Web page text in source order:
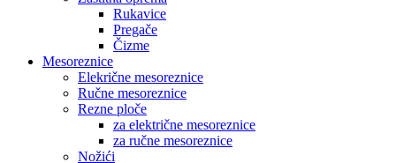
Rukavice
Pregače
Čizme
Mesoreznice
Elekrične mesoreznice
Ručne mesoreznice
Rezne ploče
za električne mesoreznice
za ručne mesoreznice
Nožići